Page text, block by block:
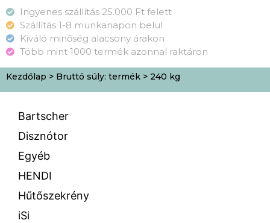
Ingyenes szállítás 25.000 Ft felett
Szállítás 1-8 munkanapon belül
Kiváló minőség alacsony árakon
Több mint 1000 termék azonnal raktáron
Kezdőlap > Bruttó súly: termék > 240 kg
Bartscher
Disznótor
Egyéb
HENDI
Hűtőszekrény
iSi